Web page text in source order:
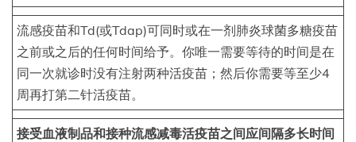
流感疫苗和Td(或Tdap)可同时或在一剂肺炎球菌多糖疫苗
之前或之后的任何时间给予。你唯一需要等待的时间是在
同一次就诊时没有注射两种活疫苗；然后你需要等至少4
周再打第二针活疫苗。
接受血液制品和接种流感减毒活疫苗之间应间隔多长时间